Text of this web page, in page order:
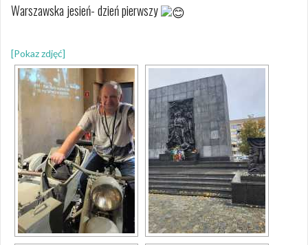
Warszawska jesień- dzień pierwszy
[Pokaz zdjęć]